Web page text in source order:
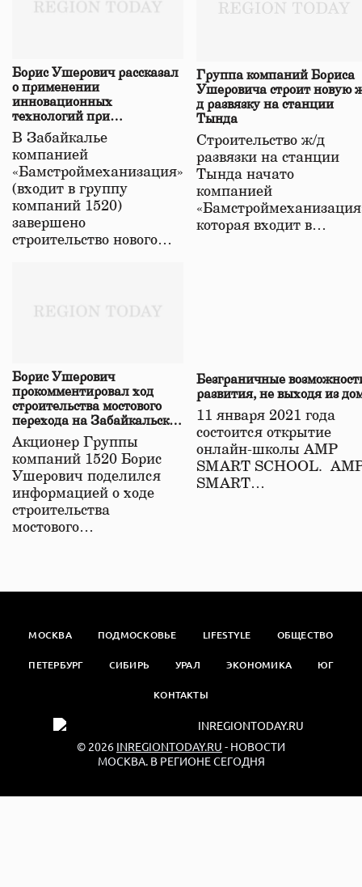
Борис Ушерович рассказал
о применении
инновационных
технологий при
строительстве нового моста
в Забайкалье
В Забайкалье
компанией
«Бамстроймеханизация»
(входит в группу
компаний 1520)
завершено
строительство нового…
Группа компаний Бориса
Ушеровича строит новую
д развязку на станции
Тында
Строительство ж/д
развязки на станции
Тында начато
компанией
которая входит в…
Борис Ушерович
прокомментировал ход
строительства мостового
перехода на Забайкальской
железной дороге
Акционер Группы
компаний 1520 Борис
Ушерович поделился
информацией о ходе
строительства
мостового…
Безграничные
развития, не выходя из
11 января 2021 года
состоится открытие
онлайн-школы АМР
SMART SCHOOL.
SMART…
МОСКВА ПОДМОСКОВЬЕ LIFESTYLE ОБЩЕСТВО
ПЕТЕРБУРГ СИБИРЬ УРАЛ ЭКОНОМИКА ЮГ
КОНТАКТЫ
© 2026 INREGIONTODAY.RU - НОВОСТИ
МОСКВА. В РЕГИОНЕ СЕГОДНЯ